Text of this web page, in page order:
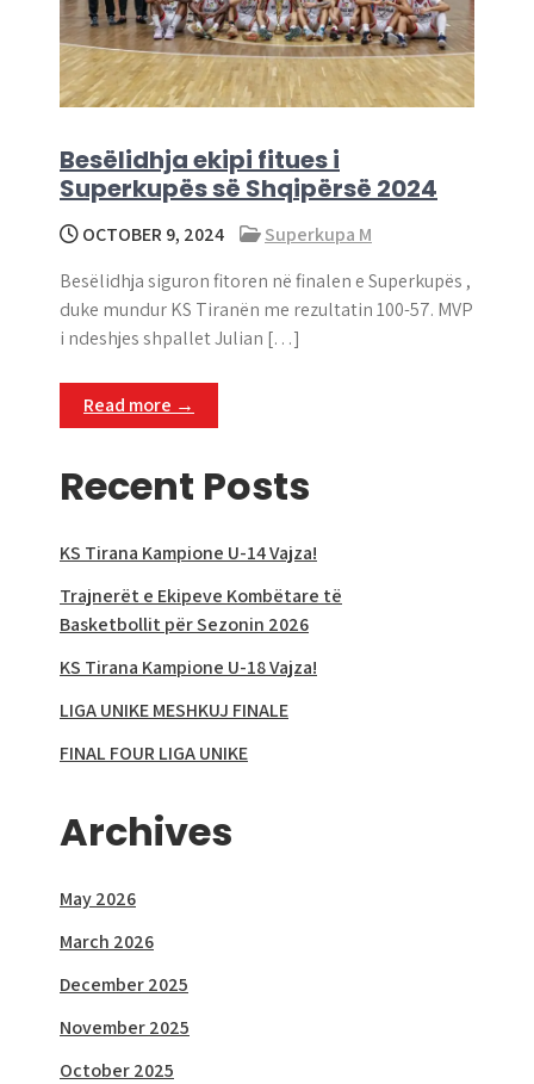
Besëlidhja ekipi fitues i
Superkupës së Shqipërsë 2024
OCTOBER 9, 2024
Superkupa M
Besëlidhja siguron fitoren në finalen e Superkupës ,
duke mundur KS Tiranën me rezultatin 100-57. MVP
i ndeshjes shpallet Julian […]
Read more →
Recent Posts
KS Tirana Kampione U-14 Vajza!
Trajnerët e Ekipeve Kombëtare të
Basketbollit për Sezonin 2026
KS Tirana Kampione U-18 Vajza!
LIGA UNIKE MESHKUJ FINALE
FINAL FOUR LIGA UNIKE
Archives
May 2026
March 2026
December 2025
November 2025
October 2025